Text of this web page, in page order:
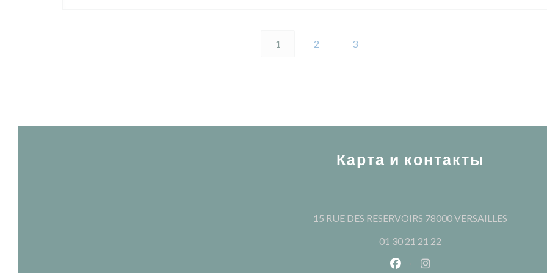
1 2 3
Карта и контакты
15 RUE DES RESERVOIRS 78000 VERSAILLES
01 30 21 21 22